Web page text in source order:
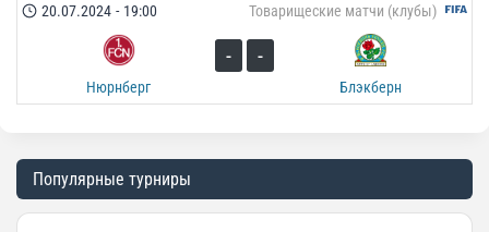
Товарищеские матчи (клубы)
20.07.2024 - 19:00
Нюрнберг
- -
Блэкберн
Популярные турниры